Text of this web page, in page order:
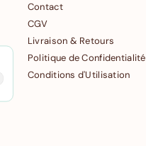
Contact
CGV
Livraison & Retours
Politique de Confidentialité
Conditions d'Utilisation